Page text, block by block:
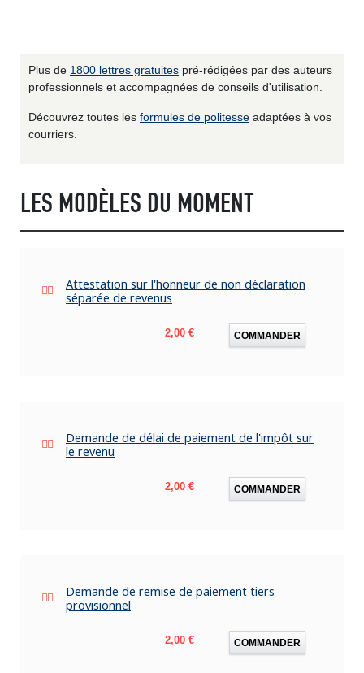
Plus de 1800 lettres gratuites pré-rédigées par des auteurs
professionnels et accompagnées de conseils d'utilisation.
Découvrez toutes les formules de politesse adaptées à vos
courriers.
LES MODÈLES DU MOMENT
Attestation sur l'honneur de non déclaration
séparée de revenus
Prix
2,00 € COMMANDER
Demande de délai de paiement de l'impôt sur
le revenu
Prix
2,00 € COMMANDER
Demande de remise de paiement tiers
provisionnel
Prix
2,00 € COMMANDER